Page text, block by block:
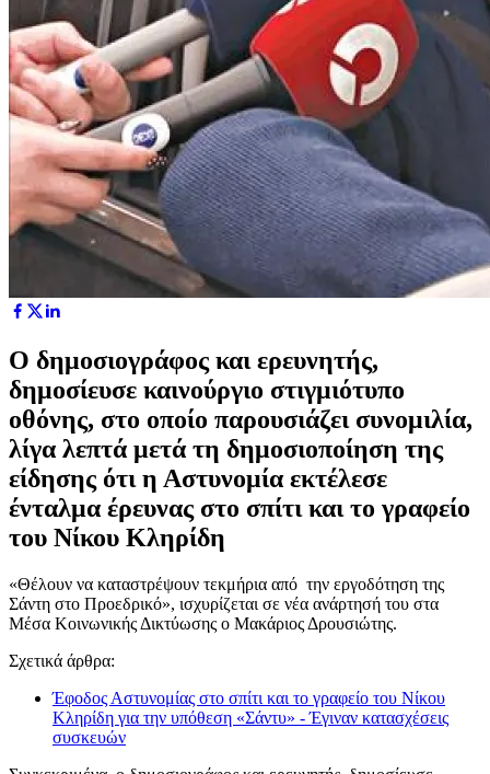
Ο δημοσιογράφος και ερευνητής,
δημοσίευσε καινούργιο στιγμιότυπο
οθόνης, στο οποίο παρουσιάζει συνομιλία,
λίγα λεπτά μετά τη δημοσιοποίηση της
είδησης ότι η Αστυνομία εκτέλεσε
ένταλμα έρευνας στο σπίτι και το γραφείο
του Νίκου Κληρίδη
«Θέλουν να καταστρέψουν τεκμήρια από την εργοδότηση της
Σάντη στο Προεδρικό», ισχυρίζεται σε νέα ανάρτησή του στα
Μέσα Κοινωνικής Δικτύωσης ο Μακάριος Δρουσιώτης.
Σχετικά άρθρα:
Έφοδος Αστυνομίας στο σπίτι και το γραφείο του Νίκου
Κληρίδη για την υπόθεση «Σάντυ» - Έγιναν κατασχέσεις
συσκευών